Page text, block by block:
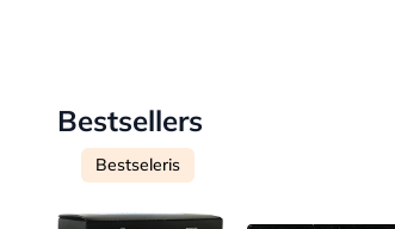
Bestsellers
Bestseleris